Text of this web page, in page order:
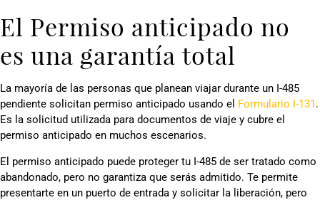
El Permiso anticipado no
es una garantía total
La mayoría de las personas que planean viajar durante un I-485
pendiente solicitan permiso anticipado usando el Formulario I-131.
Es la solicitud utilizada para documentos de viaje y cubre el
permiso anticipado en muchos escenarios.
El permiso anticipado puede proteger tu I-485 de ser tratado como
abandonado, pero no garantiza que serás admitido. Te permite
presentarte en un puerto de entrada y solicitar la liberación, pero